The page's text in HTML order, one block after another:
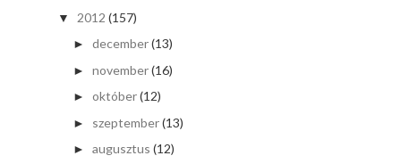
▼ 2012 (157)
► december(13)
► november(16)
► október(12)
► szeptember(13)
► augusztus (12)